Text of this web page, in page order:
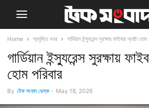
Home প্রযুক্তি খবর গার্ডিয়ান ইন্স্যুরেন্স সুরক্ষায় ফাইবার অ্যাট হোম
গার্ডিয়ান ইন্স্যুরেন্স সুরক্ষায়
হোম পরিবার
By টেক সংবাদ ডেস্ক - May 18, 2026